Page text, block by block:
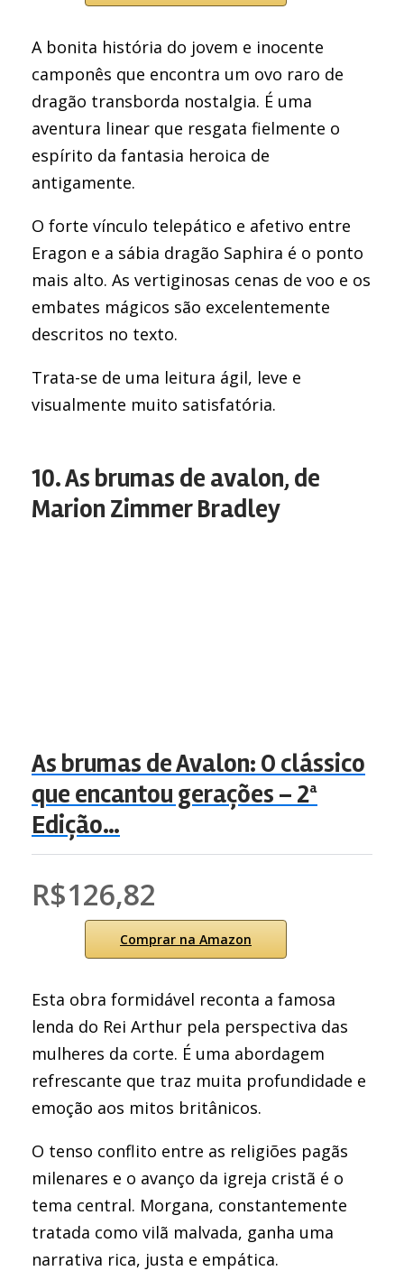
A bonita história do jovem e inocente
camponês que encontra um ovo raro de
dragão transborda nostalgia. É uma
aventura linear que resgata fielmente o
espírito da fantasia heroica de
antigamente.
O forte vínculo telepático e afetivo entre
Eragon e a sábia dragão Saphira é o ponto
mais alto. As vertiginosas cenas de voo e os
embates mágicos são excelentemente
descritos no texto.
Trata-se de uma leitura ágil, leve e
visualmente muito satisfatória.
10. As brumas de avalon, de
Marion Zimmer Bradley
As brumas de Avalon: O clássico
que encantou gerações – 2ª
Edição…
R$126,82
Comprar na Amazon
Esta obra formidável reconta a famosa
lenda do Rei Arthur pela perspectiva das
mulheres da corte. É uma abordagem
refrescante que traz muita profundidade e
emoção aos mitos britânicos.
O tenso conflito entre as religiões pagãs
milenares e o avanço da igreja cristã é o
tema central. Morgana, constantemente
tratada como vilã malvada, ganha uma
narrativa rica, justa e empática.